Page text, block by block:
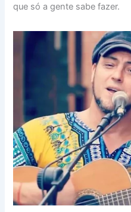
que só a gente sabe fazer.